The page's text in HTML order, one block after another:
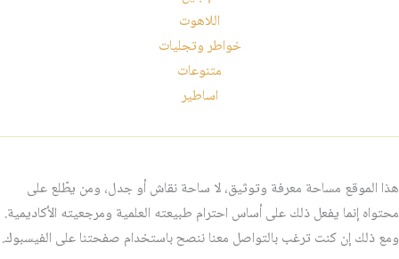
اللاهوت
خواطر وتجليات
متنوعات
اساطير
هذا الموقع مساحة معرفة وتوثيق، لا ساحة نقاش أو جدل، ومن يطّلع على
محتواه إنما يفعل ذلك على أساس احترام طبيعته العلمية ومرجعيته الأكاديمية.
ومع ذلك إن كنت ترغب بالتواصل معنا ننصح باستخدام صفحتنا على الفيسبوك.